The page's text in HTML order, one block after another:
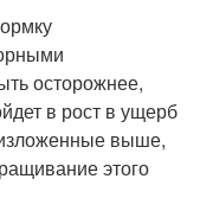
осторожнее,
в рост в ущерб
выше,
этого